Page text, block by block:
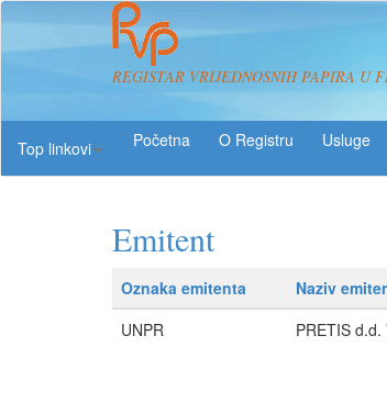
REGISTAR VRIJEDNOSNIH PAPIRA U
Top linkovi
O Registru Usluge
Emitent
Oznaka emitenta Naziv
UNPR
PRETIS d.d.